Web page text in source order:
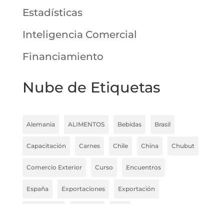
Estadísticas
Inteligencia Comercial
Financiamiento
Nube de Etiquetas
Alemania ALIMENTOS Bebidas Brasil
Capacitación Carnes Chile China Chubut
Comercio Exterior Curso Encuentros
España Exportaciones Exportación